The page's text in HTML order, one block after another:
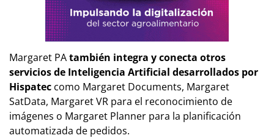
Margaret PAtambién integra y conecta otros
servicios de Inteligencia Artificial desarrollados por
Hispatec como Margaret Documents, Margaret
SatData, Margaret VR para el reconocimiento de
imágenes o Margaret Planner para la planificación
automatizada de pedidos.